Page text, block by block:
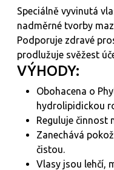
Speciálně vyvinutá
nadměrné tvorby
Podporuje zdravé
prodlužuje svěžest
VÝHODY:
Obohacena o
hydrolipidickou
Reguluje činnost
Zanechává
čistou.
Vlasy jsou lehčí,